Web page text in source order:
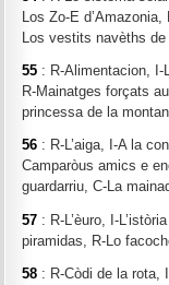
Los Zo-E
Los vestits navèths de
55 : R-Alimentacion, I-
R-Mainatges forçats
princessa de la
56 : R-L’aiga, I-A la
Camparòus amics e
guardarriu, C-La
57 : R-L’èuro, I-
piramidas, R-Lo
58 : R-Còdi de la rota,